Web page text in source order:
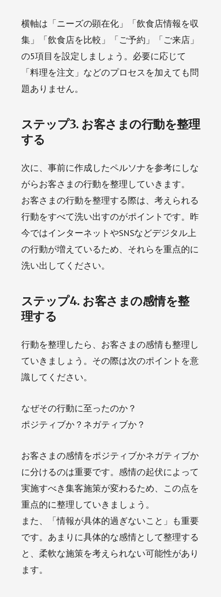
横軸は「ニーズの顕在化」「飲食店情報を収
集」「飲食店を比較」「ご予約」「ご来店」
の5項目を設定しましょう。必要に応じて
「料理を注文」などのプロセスを加えても問
題ありません。
ステップ3. お客さまの行動を整理
する
次に、事前に作成したペルソナを参考にしな
がらお客さまの行動を整理していきます。
お客さまの行動を整理する際は、考えられる
行動をすべて洗い出すのがポイントです。昨
今ではインターネットやSNSなどデジタル上
の行動が増えているため、それらを重点的に
洗い出してください。
ステップ4. お客さまの感情を整
理する
行動を整理したら、お客さまの感情も整理し
ていきましょう。その際は次のポイントを意
識してください。
なぜその行動に至ったのか？
ポジティブか？ネガティブか？
お客さまの感情をポジティブかネガティブか
に分けるのは重要です。感情の起伏によって
実施すべき集客施策が変わるため、この点を
重点的に整理していきましょう。
また、「情報が具体的過ぎないこと」も重要
です。あまりに具体的な感情として整理する
と、柔軟な施策を考えられない可能性があり
ます。